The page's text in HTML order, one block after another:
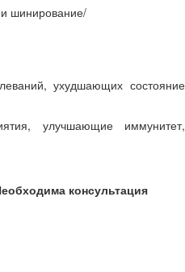
шинирование/
ухудшающих состояние
улучшающие иммунитет,
консультация